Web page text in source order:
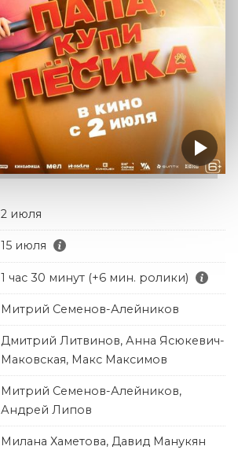
2 июля
15 июля
1 час 30 минут (+6 мин. ролики)
Митрий Семенов-Алейников
Дмитрий Литвинов, Анна Ясюкевич-
Маковская, Макс Максимов
Митрий Семенов-Алейников,
Андрей Липов
Милана Хаметова, Давид Манукян